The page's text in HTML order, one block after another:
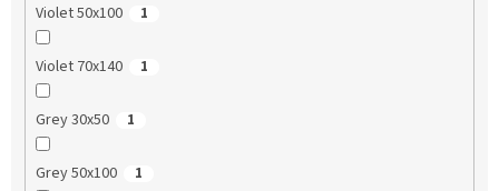
Violet 50x100 1
Violet 70x140 1
Grey 30x50 1
Grey 50x100 1